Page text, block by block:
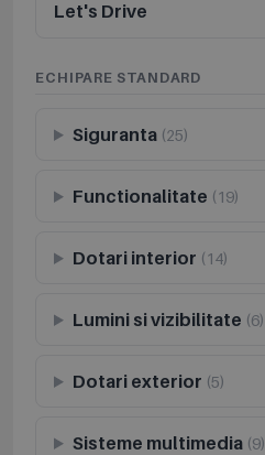
Let's Drive
ECHIPARE STANDARD
Siguranta(25)
Functionalitate (19)
Dotari interior (14)
Lumini si vizibilitate (6)
Dotari exterior (5)
Sisteme multimedia(9)